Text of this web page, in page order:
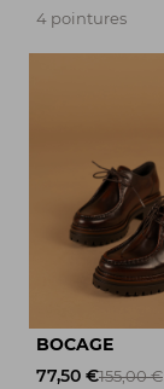
4 pointures
BOCAGE
77,50 €155,00 €